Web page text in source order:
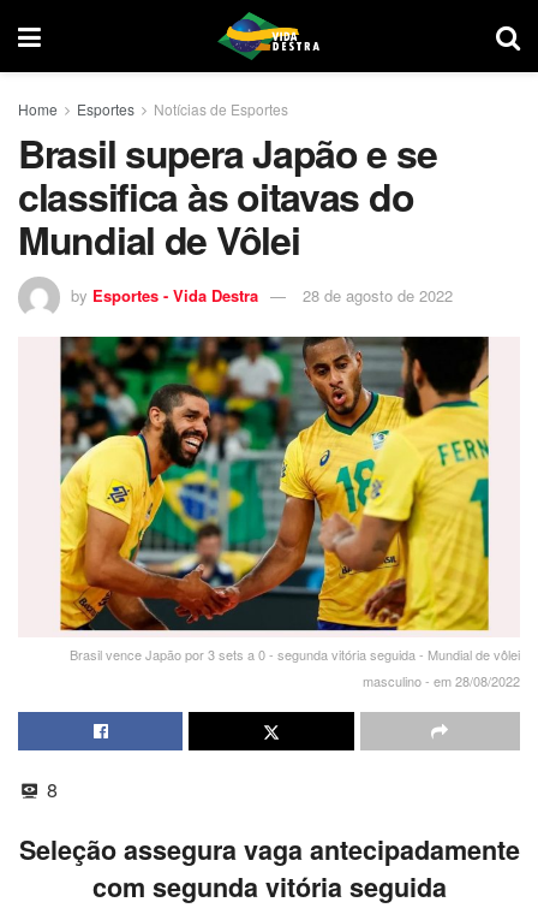
Home Esportes Notícias de Esportes
Brasil supera Japão e se
classifica às oitavas do
Mundial de Vôlei
by Esportes - Vida Destra 28 de agosto de 2022
Brasil vence Japão por 3 sets a 0 - segunda vitória seguida - Mundial de vôlei
masculino - em 28/08/2022
8
Seleção assegura vaga antecipadamente
com segunda vitória seguida